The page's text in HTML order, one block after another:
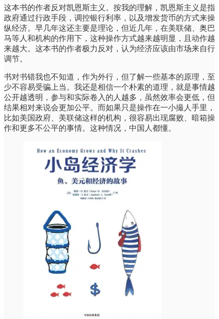
这本书的作者反对凯恩斯主义。按我的理解，凯恩斯主义是指
政府通过行政手段，调控银行利率，以及增发货币的方式来操
纵经济。早几年这还主要是理论，但近几年，在美联储、奥巴
马等人和机构的作用下，这种操作方式越来越明显，且动作越
来越大。这本书的作者极力反对，认为经济应该由市场来自行
调节。
书对书错我也不知道，作为外行，但了解一些基本的原理，至
少不容易受骗上当。我还是相信一个朴素的道理，就是事情越
公开越透明，参与和实际卷入的人越多，虽然效率会更低，但
结果相对来说会更加公平。而如果只是操作在一小撮人手里，
比如美国政府、美联储这样的机构，很容易出现腐败、暗箱操
作和更多不公平的事情。这种情况，中国人都懂。